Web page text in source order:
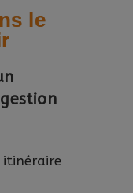
le
itinéraire